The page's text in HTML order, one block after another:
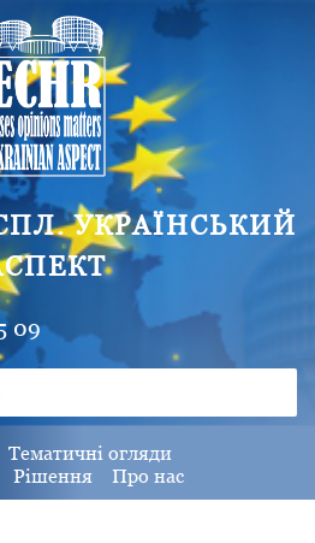
УКРАЇНСЬКИЙ
09
Тематичні огляди
Рішення Про нас